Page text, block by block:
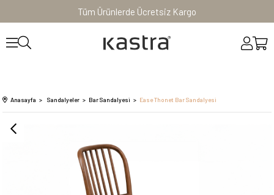
Tüm Ürünlerde Ücretsiz Kargo
Anasayfa Sandalyeler Bar Sandalyesi Ease Thonet Bar Sandalyesi